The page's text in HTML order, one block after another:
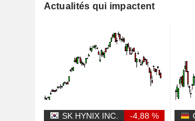
Actualités qui impactent
SK HYNIX INC.
-4,88 %